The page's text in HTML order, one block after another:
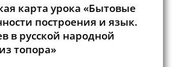
карта урока «Бытовые
построения и язык.
в русской народной
топора»